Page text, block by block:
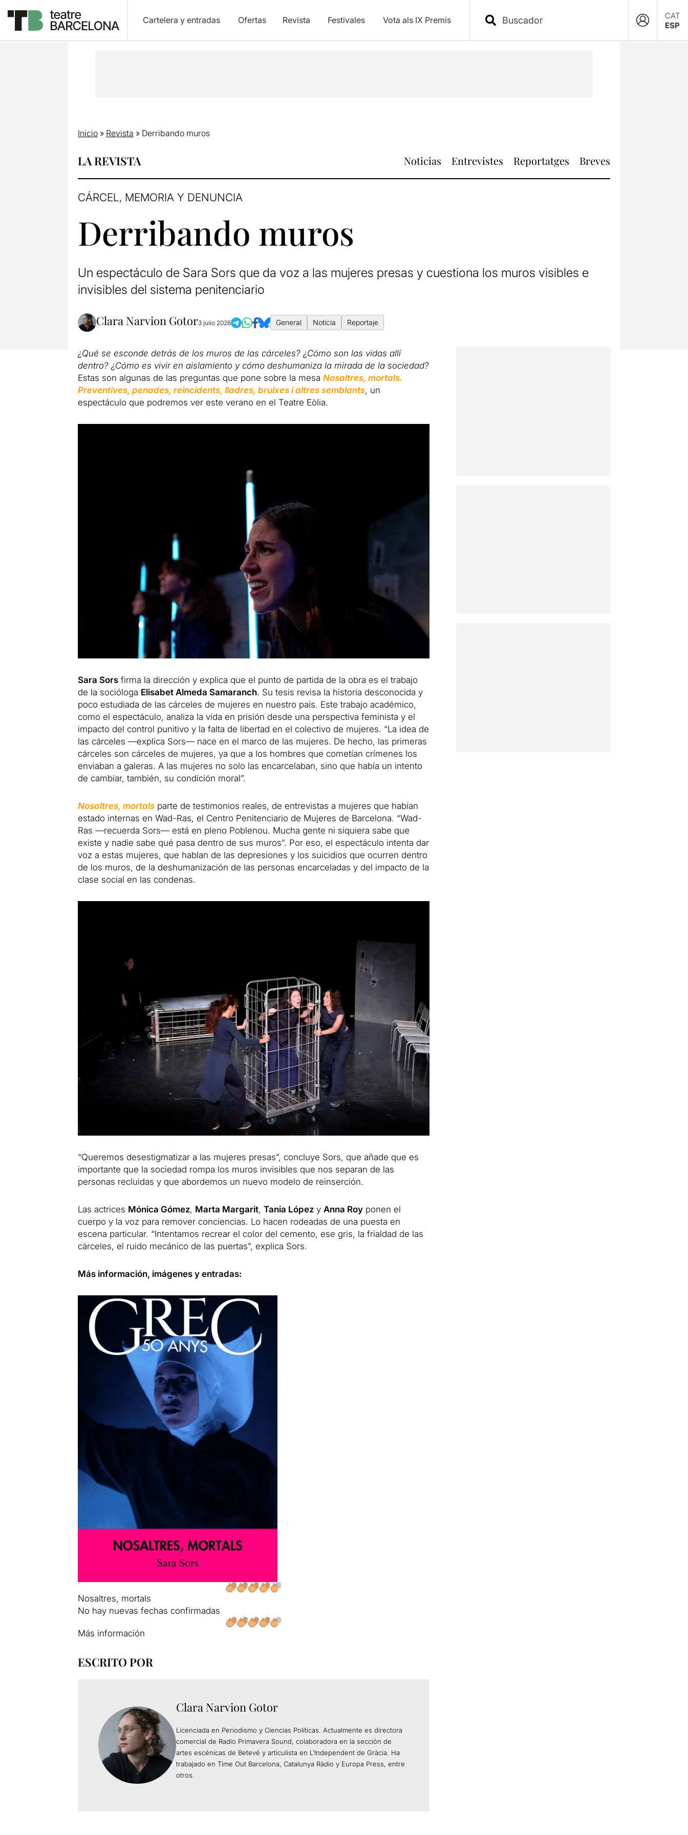
Cartelera y entradas Ofertas Revista Festivales Vota als IX Premis
CAT
ESP
Inicio» Revista » Derribando muros
LA REVISTA Noticias Entrevistes Reportatges Breves
CÁRCEL, MEMORIA Y DENUNCIA
Derribando muros
Un espectáculo de Sara Sors que da voz a las mujeres presas y cuestiona los muros visibles e
invisibles del sistema penitenciario
Clara Narvion Gotor3 julio 2026 General Notícia Reportaje
¿Qué se esconde detrás de los muros de las cárceles? ¿Cómo son las vidas allí
dentro? ¿Cómo es vivir en aislamiento y cómo deshumaniza la mirada de la sociedad?
Estas son algunas de las preguntas que pone sobre la mesa Nosaltres, mortals.
Preventives, penades, reincidents, lladres, bruixes i altres semblants, un
espectáculo que podremos ver este verano en el Teatre Eòlia.
Sara Sorsfirma la dirección y explica que el punto de partida de la obra es el trabajo
de la socióloga Elisabet Almeda Samaranch. Su tesis revisa la historia desconocida y
poco estudiada de las cárceles de mujeres en nuestro país. Este trabajo académico,
como el espectáculo, analiza la vida en prisión desde una perspectiva feminista y el
impacto del control punitivo y la falta de libertad en el colectivo de mujeres. “La idea de
las cárceles —explica Sors— nace en el marco de las mujeres. De hecho, las primeras
cárceles son cárceles de mujeres, ya que a los hombres que cometían crímenes los
enviaban a galeras. A las mujeres no solo las encarcelaban, sino que había un intento
de cambiar, también, su condición moral”.
Nosaltres, mortalsparte de testimonios reales, de entrevistas a mujeres que habían
estado internas en Wad-Ras, el Centro Penitenciario de Mujeres de Barcelona. “Wad-
Ras —recuerda Sors— está en pleno Poblenou. Mucha gente ni siquiera sabe que
existe y nadie sabe qué pasa dentro de sus muros”. Por eso, el espectáculo intenta dar
voz a estas mujeres, que hablan de las depresiones y los suicidios que ocurren dentro
de los muros, de la deshumanización de las personas encarceladas y del impacto de la
clase social en las condenas.
“Queremos desestigmatizar a las mujeres presas”, concluye Sors, que añade que es
importante que la sociedad rompa los muros invisibles que nos separan de las
personas recluidas y que abordemos un nuevo modelo de reinserción.
Las actrices Mónica Gómez, Marta Margarit, Tania Lópezy Anna Royponen el
cuerpo y la voz para remover conciencias. Lo hacen rodeadas de una puesta en
escena particular. “Intentamos recrear el color del cemento, ese gris, la frialdad de las
cárceles, el ruido mecánico de las puertas”, explica Sors.
Más información, imágenes y entradas:
Nosaltres, mortals
No hay nuevas fechas confirmadas
Más información
ESCRITO POR
Clara Narvion Gotor
Licenciada en Periodismo y Ciencias Políticas. Actualmente es directora
comercial de Radio Primavera Sound, colaboradora en la sección de
artes escénicas de Betevé y articulista en L’Independent de Gràcia. Ha
trabajado en Time Out Barcelona, Catalunya Ràdio y Europa Press, entre
otros.